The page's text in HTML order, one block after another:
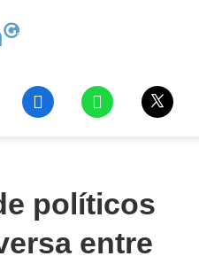
políticos
entre